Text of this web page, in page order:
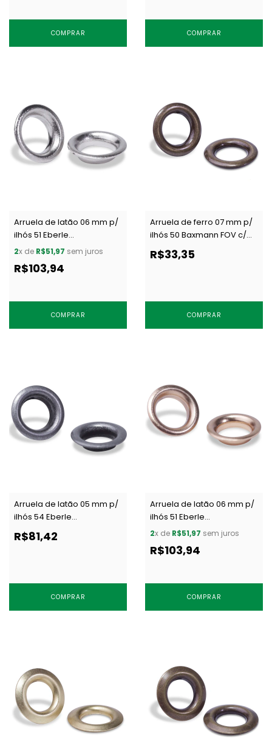
COMPRAR COMPRAR
Arruela de latão 06 mm p/
ilhós 51 Eberle
AR.095.060.25.L NIQ c/ 1000
2x de R$51,97 sem juros
R$103,94
COMPRAR
Arruela de ferro 07 mm p/
ilhós 50 Baxmann FOV c/
1000 un
R$33,35
COMPRAR
Arruela de latão 05 mm p/
ilhós 54 Eberle
AR.090.050.20.L GRA c/ 1000
un
R$81,42
COMPRAR
Arruela de latão 06 mm p/
ilhós 51 Eberle
AR.095.060.25.L NEWAU c/
2x de R$51,97 sem juros
R$103,94
COMPRAR